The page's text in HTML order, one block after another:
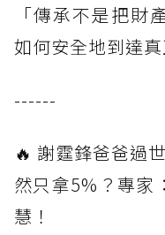
「傳承不是把財
如何安全地到達真
------
🔥 謝霆鋒爸爸過
然只拿5%？專家
慧！